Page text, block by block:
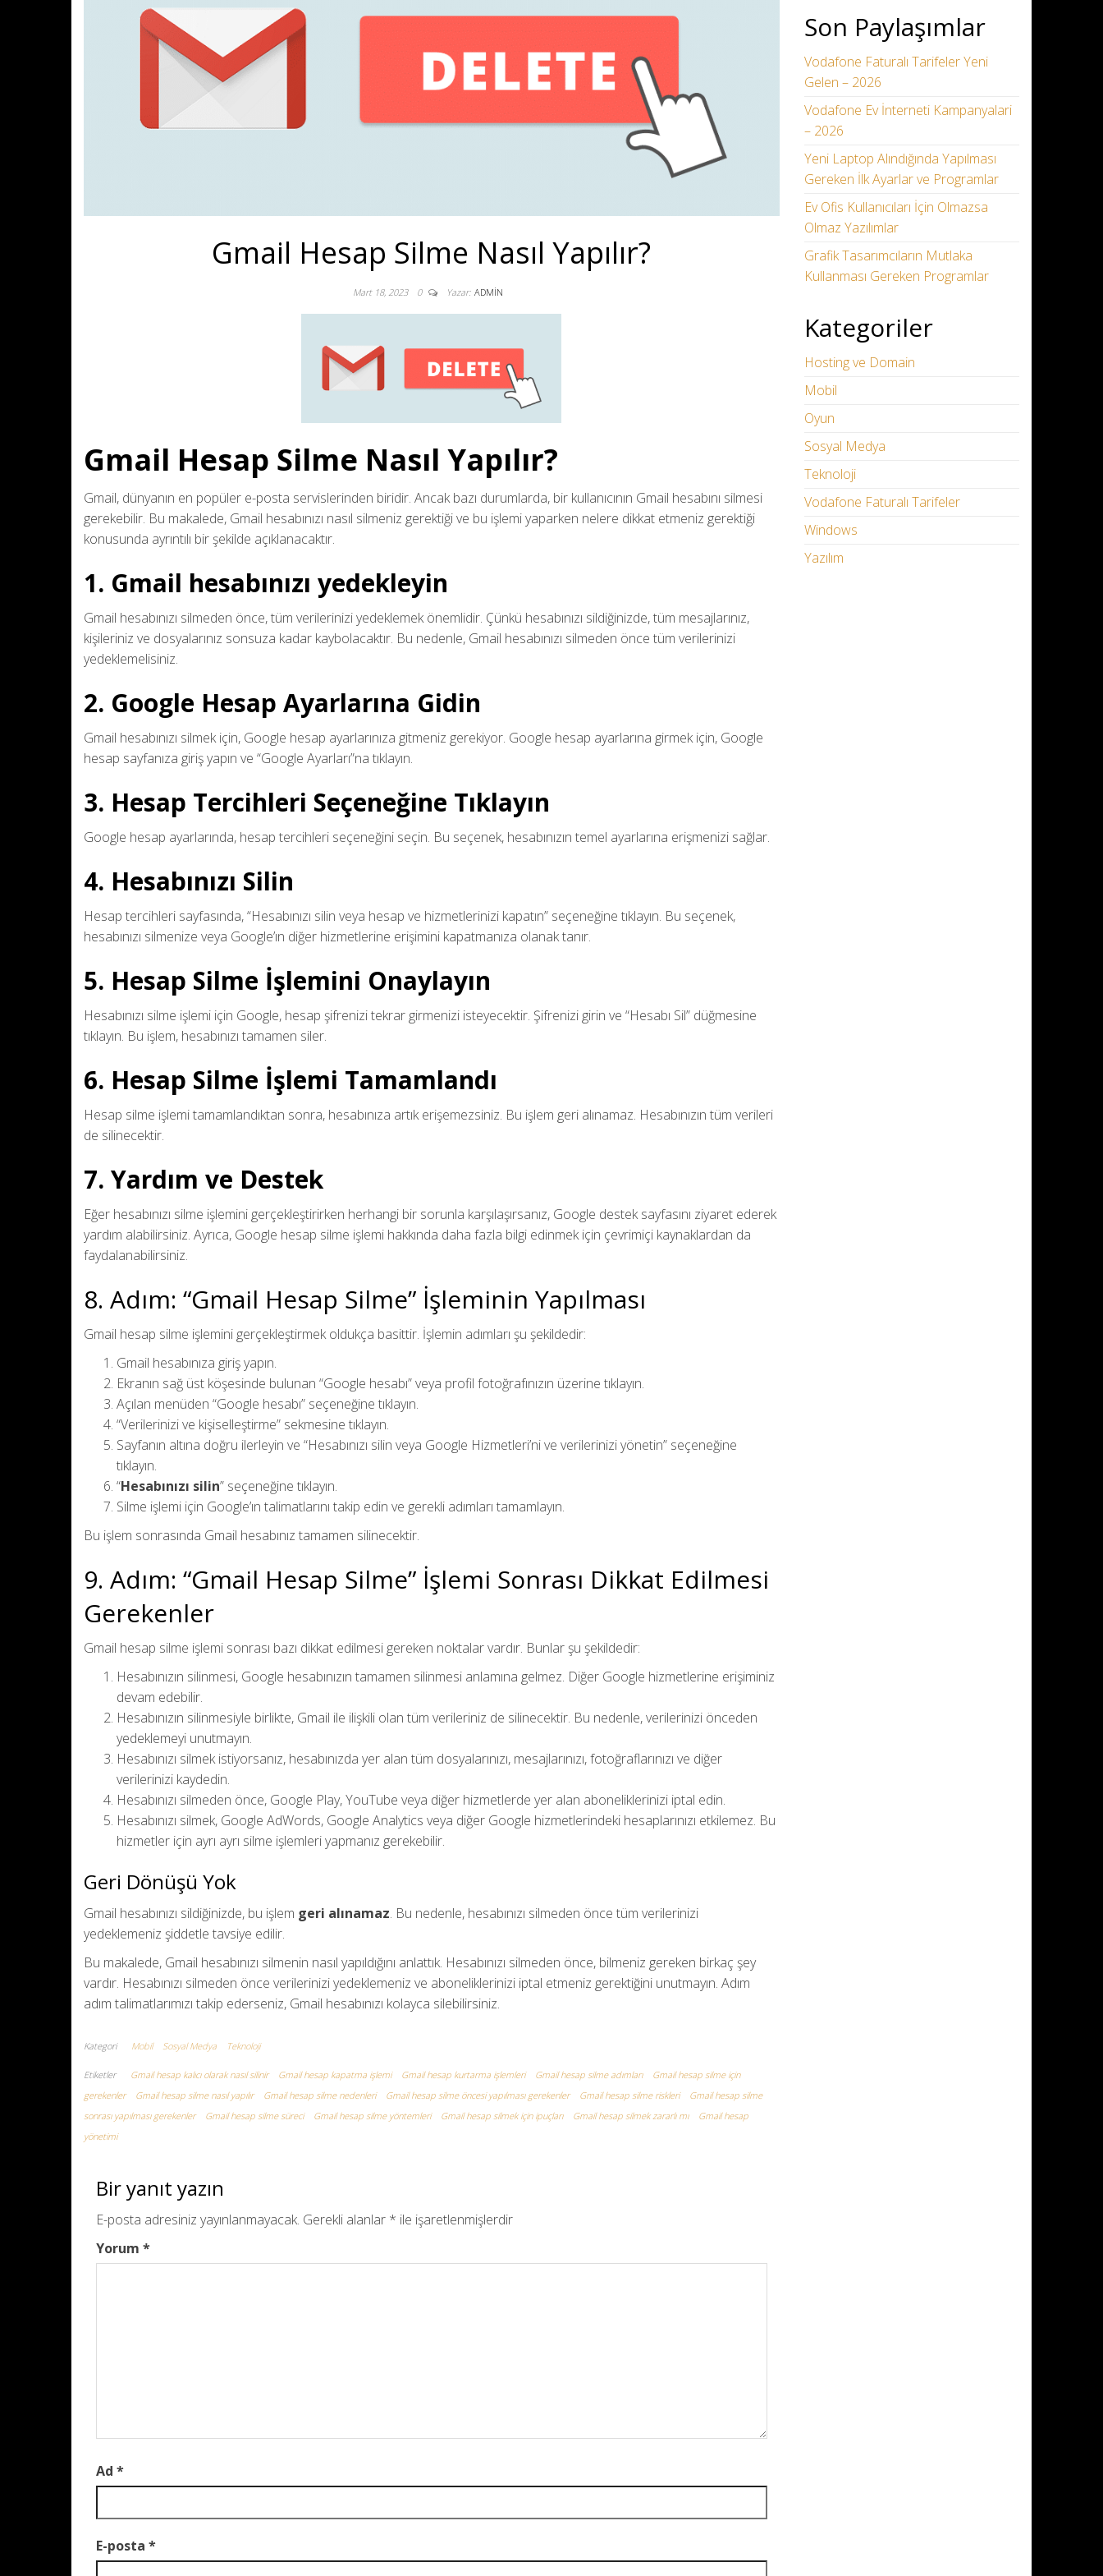
Gmail Hesap Silme Nasıl Yapılır?
Mart 18, 2023 0 Yazar: ADMIN
Gmail Hesap Silme Nasıl Yapılır?
Gmail, dünyanın en popüler e-posta servislerinden biridir. Ancak bazı durumlarda, bir kullanıcının Gmail hesabını silmesi
gerekebilir. Bu makalede, Gmail hesabınızı nasıl silmeniz gerektiği ve bu işlemi yaparken nelere dikkat etmeniz gerektiği
konusunda ayrıntılı bir şekilde açıklanacaktır.
1. Gmail hesabınızı yedekleyin
Gmail hesabınızı silmeden önce, tüm verilerinizi yedeklemek önemlidir. Çünkü hesabınızı sildiğinizde, tüm mesajlarınız,
kişileriniz ve dosyalarınız sonsuza kadar kaybolacaktır. Bu nedenle, Gmail hesabınızı silmeden önce tüm verilerinizi
yedeklemelisiniz.
2. Google Hesap Ayarlarına Gidin
Gmail hesabınızı silmek için, Google hesap ayarlarınıza gitmeniz gerekiyor. Google hesap ayarlarına girmek için, Google
hesap sayfanıza giriş yapın ve “Google Ayarları”na tıklayın.
3. Hesap Tercihleri Seçeneğine Tıklayın
Google hesap ayarlarında, hesap tercihleri seçeneğini seçin. Bu seçenek, hesabınızın temel ayarlarına erişmenizi sağlar.
4. Hesabınızı Silin
Hesap tercihleri sayfasında, “Hesabınızı silin veya hesap ve hizmetlerinizi kapatın” seçeneğine tıklayın. Bu seçenek,
hesabınızı silmenize veya Google’ın diğer hizmetlerine erişimini kapatmanıza olanak tanır.
5. Hesap Silme İşlemini Onaylayın
Hesabınızı silme işlemi için Google, hesap şifrenizi tekrar girmenizi isteyecektir. Şifrenizi girin ve “Hesabı Sil” düğmesine
tıklayın. Bu işlem, hesabınızı tamamen siler.
6. Hesap Silme İşlemi Tamamlandı
Hesap silme işlemi tamamlandıktan sonra, hesabınıza artık erişemezsiniz. Bu işlem geri alınamaz. Hesabınızın tüm verileri
de silinecektir.
7. Yardım ve Destek
Eğer hesabınızı silme işlemini gerçekleştirirken herhangi bir sorunla karşılaşırsanız, Google destek sayfasını ziyaret ederek
yardım alabilirsiniz. Ayrıca, Google hesap silme işlemi hakkında daha fazla bilgi edinmek için çevrimiçi kaynaklardan da
faydalanabilirsiniz.
8. Adım: “Gmail Hesap Silme” İşleminin Yapılması
Gmail hesap silme işlemini gerçekleştirmek oldukça basittir. İşlemin adımları şu şekildedir:
Gmail hesabınıza giriş yapın.
Ekranın sağ üst köşesinde bulunan “Google hesabı” veya profil fotoğrafınızın üzerine tıklayın.
Açılan menüden “Google hesabı” seçeneğine tıklayın.
“Verilerinizi ve kişiselleştirme” sekmesine tıklayın.
Sayfanın altına doğru ilerleyin ve “Hesabınızı silin veya Google Hizmetleri’ni ve verilerinizi yönetin” seçeneğine
tıklayın.
“Hesabınızı silin” seçeneğine tıklayın.
Silme işlemi için Google’ın talimatlarını takip edin ve gerekli adımları tamamlayın.
Bu işlem sonrasında Gmail hesabınız tamamen silinecektir.
9. Adım: “Gmail Hesap Silme” İşlemi Sonrası Dikkat Edilmesi
Gerekenler
Gmail hesap silme işlemi sonrası bazı dikkat edilmesi gereken noktalar vardır. Bunlar şu şekildedir:
Hesabınızın silinmesi, Google hesabınızın tamamen silinmesi anlamına gelmez. Diğer Google hizmetlerine erişiminiz
devam edebilir.
Hesabınızın silinmesiyle birlikte, Gmail ile ilişkili olan tüm verileriniz de silinecektir. Bu nedenle, verilerinizi önceden
yedeklemeyi unutmayın.
Hesabınızı silmek istiyorsanız, hesabınızda yer alan tüm dosyalarınızı, mesajlarınızı, fotoğraflarınızı ve diğer
verilerinizi kaydedin.
Hesabınızı silmeden önce, Google Play, YouTube veya diğer hizmetlerde yer alan aboneliklerinizi iptal edin.
Hesabınızı silmek, Google AdWords, Google Analytics veya diğer Google hizmetlerindeki hesaplarınızı etkilemez. Bu
hizmetler için ayrı ayrı silme işlemleri yapmanız gerekebilir.
Geri Dönüşü Yok
Gmail hesabınızı sildiğinizde, bu işlem geri alınamaz. Bu nedenle, hesabınızı silmeden önce tüm verilerinizi
yedeklemeniz şiddetle tavsiye edilir.
Bu makalede, Gmail hesabınızı silmenin nasıl yapıldığını anlattık. Hesabınızı silmeden önce, bilmeniz gereken birkaç şey
vardır. Hesabınızı silmeden önce verilerinizi yedeklemeniz ve aboneliklerinizi iptal etmeniz gerektiğini unutmayın. Adım
adım talimatlarımızı takip ederseniz, Gmail hesabınızı kolayca silebilirsiniz.
Kategori Mobil Sosyal Medya Teknoloji
Etiketler Gmail hesap kalıcı olarak nasıl silinir Gmail hesap kapatma işlemi Gmail hesap kurtarma işlemleri Gmail hesap silme adımları
Gmail hesap silme için
gerekenler
Gmail hesap silme nasıl yapılır Gmail hesap silme nedenleri Gmail hesap silme öncesi yapılması gerekenler Gmail hesap silme riskleri
Gmail hesap silme
sonrası yapılması gerekenler
Gmail hesap silme süreci Gmail hesap silme yöntemleri Gmail hesap silmek için ipuçları Gmail hesap silmek zararlı mı
Gmail hesap
yönetimi
Bir yanıt yazın
E-posta adresiniz yayınlanmayacak. Gerekli alanlar * ile işaretlenmişlerdir
Yorum *
Ad *
E-posta *
Son Paylaşımlar
Vodafone Faturalı Tarifeler Yeni
Gelen – 2026
Vodafone Ev İnterneti Kampanyalari
– 2026
Yeni Laptop Alındığında Yapılması
Gereken İlk Ayarlar ve Programlar
Ev Ofis Kullanıcıları İçin Olmazsa
Olmaz Yazılımlar
Grafik Tasarımcıların Mutlaka
Kullanması Gereken Programlar
Kategoriler
Hosting ve Domain
Mobil
Oyun
Sosyal Medya
Teknoloji
Vodafone Faturalı Tarifeler
Windows
Yazılım